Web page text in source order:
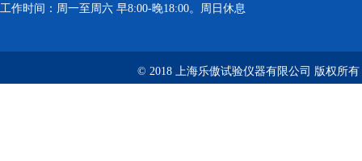
工作时间：周一至周六 早8:00-晚18:00。周日休息
© 2018 上海乐傲试验仪器有限公司 版权所